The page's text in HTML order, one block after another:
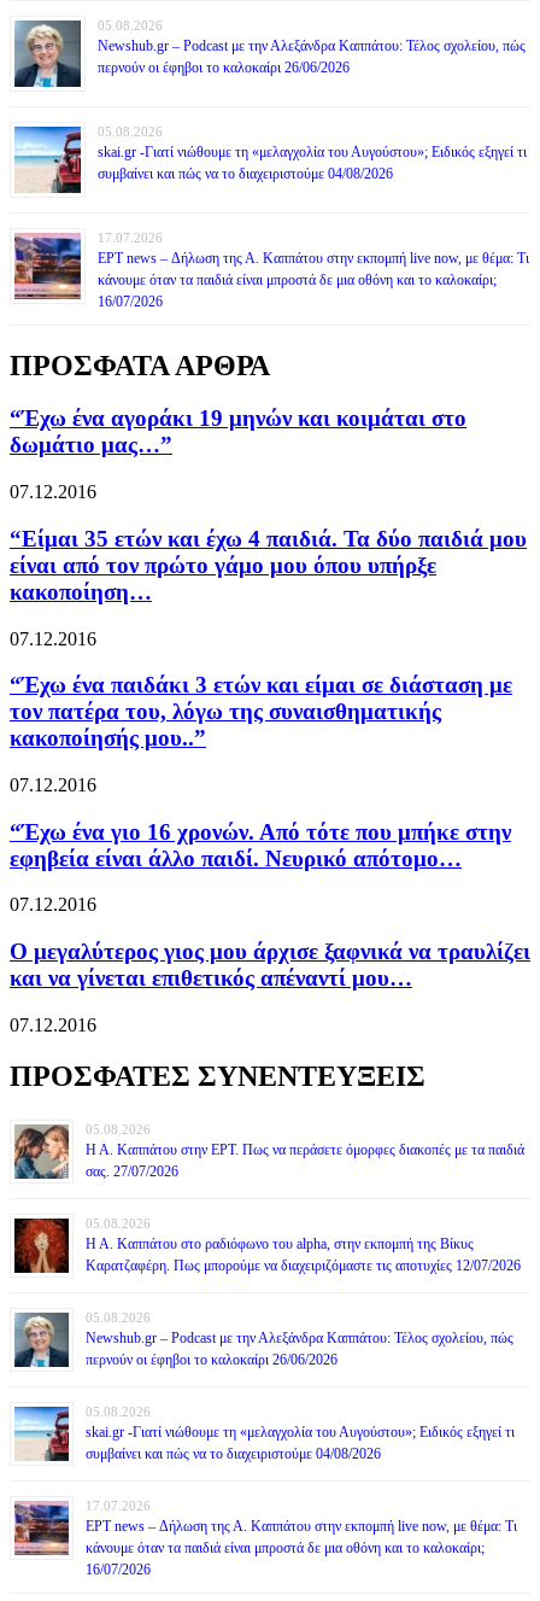
05.08.2026
Newshub.gr – Podcast με την Αλεξάνδρα Καππάτου: Τέλος σχολείου, πώς
περνούν οι έφηβοι το καλοκαίρι 26/06/2026
05.08.2026
skai.gr -Γιατί νιώθουμε τη «μελαγχολία του Αυγούστου»; Ειδικός εξηγεί τι
συμβαίνει και πώς να το διαχειριστούμε 04/08/2026
17.07.2026
ΕΡΤ news – Δήλωση της Α. Καππάτου στην εκπομπή live now, με θέμα: Τι
κάνουμε όταν τα παιδιά είναι μπροστά δε μια οθόνη και το καλοκαίρι;
16/07/2026
ΠΡΟΣΦΑΤΑ ΑΡΘΡΑ
“Έχω ένα αγοράκι 19 μηνών και κοιμάται στο
δωμάτιο μας…”
07.12.2016
“Είμαι 35 ετών και έχω 4 παιδιά. Τα δύο παιδιά μου
είναι από τον πρώτο γάμο μου όπου υπήρξε
κακοποίηση…
07.12.2016
“Έχω ένα παιδάκι 3 ετών και είμαι σε διάσταση με
τον πατέρα του, λόγω της συναισθηματικής
κακοποίησής μου..”
07.12.2016
“Έχω ένα γιο 16 χρονών. Από τότε που μπήκε στην
εφηβεία είναι άλλο παιδί. Νευρικό απότομο…
07.12.2016
O μεγαλύτερος γιος μου άρχισε ξαφνικά να τραυλίζει
και να γίνεται επιθετικός απέναντί μου…
07.12.2016
ΠΡΟΣΦΑΤΕΣ ΣΥΝΕΝΤΕΥΞΕΙΣ
05.08.2026
Η Α. Καππάτου στην ΕΡΤ. Πως να περάσετε όμορφες διακοπές με τα παιδιά
σας. 27/07/2026
05.08.2026
Η Α. Καππάτου στο ραδιόφωνο του alpha, στην εκπομπή της Βίκυς
Καρατζαφέρη. Πως μπορούμε να διαχειριζόμαστε τις αποτυχίες 12/07/2026
05.08.2026
Newshub.gr – Podcast με την Αλεξάνδρα Καππάτου: Τέλος σχολείου, πώς
περνούν οι έφηβοι το καλοκαίρι 26/06/2026
05.08.2026
skai.gr -Γιατί νιώθουμε τη «μελαγχολία του Αυγούστου»; Ειδικός εξηγεί τι
συμβαίνει και πώς να το διαχειριστούμε 04/08/2026
17.07.2026
ΕΡΤ news – Δήλωση της Α. Καππάτου στην εκπομπή live now, με θέμα: Τι
κάνουμε όταν τα παιδιά είναι μπροστά δε μια οθόνη και το καλοκαίρι;
16/07/2026